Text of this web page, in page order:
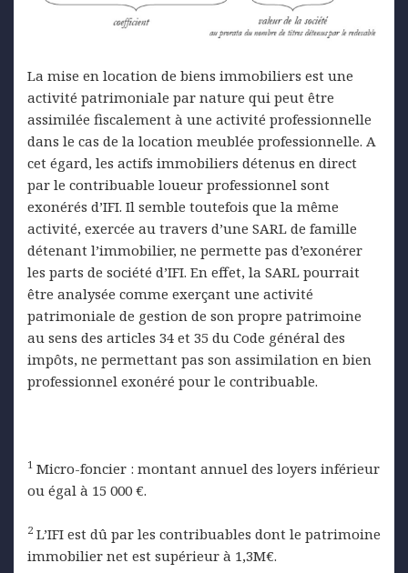
La mise en location de biens immobiliers est une
activité patrimoniale par nature qui peut être
assimilée fiscalement à une activité professionnelle
dans le cas de la location meublée professionnelle. A
cet égard, les actifs immobiliers détenus en direct
par le contribuable loueur professionnel sont
exonérés d’IFI. Il semble toutefois que la même
activité, exercée au travers d’une SARL de famille
détenant l’immobilier, ne permette pas d’exonérer
les parts de société d’IFI. En effet, la SARL pourrait
être analysée comme exerçant une activité
patrimoniale de gestion de son propre patrimoine
au sens des articles 34 et 35 du Code général des
impôts, ne permettant pas son assimilation en bien
professionnel exonéré pour le contribuable.
1 Micro-foncier : montant annuel des loyers inférieur
ou égal à 15 000 €.
2 L’IFI est dû par les contribuables dont le patrimoine
immobilier net est supérieur à 1,3M€.